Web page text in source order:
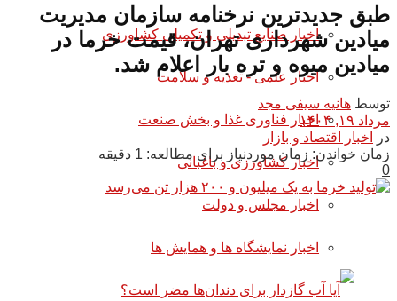
اخبار صنایع تبدیلی و تکمیلی کشاورزی
اخبار علمی - تغذیه و سلامت
اخبار فناوری غذا و بخش صنعت
اخبار کشاورزی و باغبانی
اخبار مجلس و دولت
اخبار نمایشگاه ها و همایش ها
طبق جدیدترین نرخنامه سازمان مدیریت
میادین شهرداری تهران، قیمت خرما در
میادین میوه و تره بار اعلام شد.
توسط هانیه سیفی مجد
مرداد ۱۹, ۱۴۰۴
در
اخبار اقتصاد و بازار
زمان خواندن: زمان موردنیاز برای مطالعه: 1 دقیقه
0